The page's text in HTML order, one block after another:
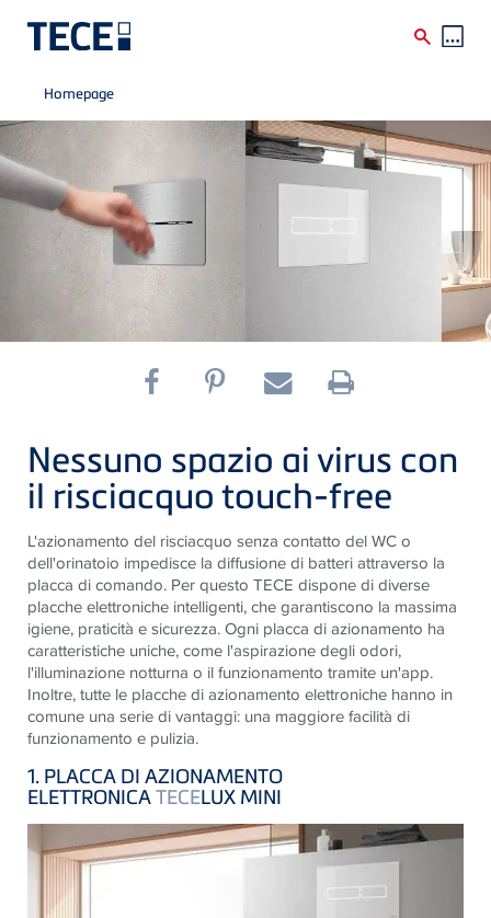
Skip to main content
Breadcrumb
Homepage
Nessuno spazio ai virus con
il risciacquo touch-free
L'azionamento del risciacquo senza contatto del WC o
dell'orinatoio impedisce la diffusione di batteri attraverso la
placca di comando. Per questo TECE dispone di diverse
placche elettroniche intelligenti, che garantiscono la massima
igiene, praticità e sicurezza. Ogni placca di azionamento ha
caratteristiche uniche, come l'aspirazione degli odori,
l'illuminazione notturna o il funzionamento tramite un'app.
Inoltre, tutte le placche di azionamento elettroniche hanno in
comune una serie di vantaggi: una maggiore facilità di
funzionamento e pulizia.
1. PLACCA DI AZIONAMENTO
ELETTRONICATECELUX MINI